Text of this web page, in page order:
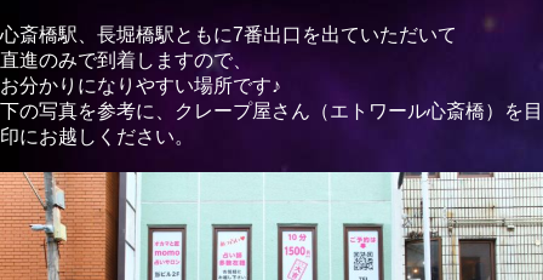
心斎橋駅、長堀橋駅ともに7番出口を出ていただいて
直進のみで到着しますので、
お分かりになりやすい場所です♪
下の写真を参考に、クレープ屋さん（エトワール心斎橋）を目
印にお越しください。